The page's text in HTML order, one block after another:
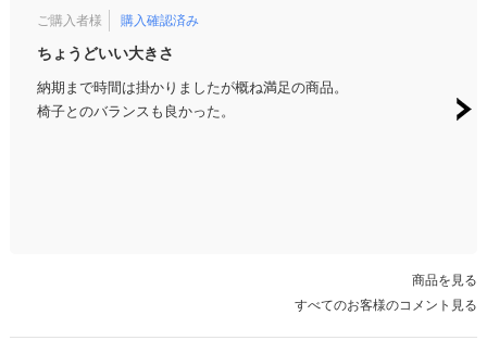
ご購入者様
購入確認済み
ちょうどいい大きさ
納期まで時間は掛かりましたが概ね満足の商品。
椅子とのバランスも良かった。
す
商品を見る
すべてのお客様のコメント見る